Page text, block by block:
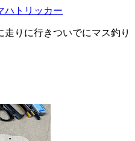
ハトリッカー
りに行きついでにマス釣り